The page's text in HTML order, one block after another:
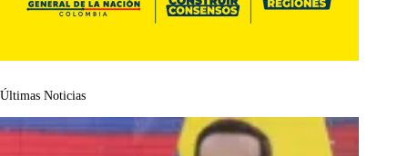
Últimas Noticias